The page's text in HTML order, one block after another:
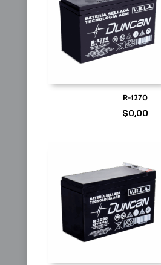
R-1270
$0,00